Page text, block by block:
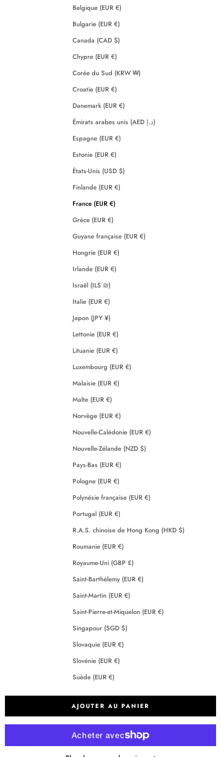
AJOUTER AU PANIER
Belgique (EUR €)
Bulgarie (EUR €)
Canada (CAD $)
Chypre (EUR €)
Corée du Sud (KRW ₩)
Croatie (EUR €)
Danemark (EUR €)
Émirats arabes unis (AED د.إ)
Espagne (EUR €)
Estonie (EUR €)
États-Unis (USD $)
Finlande (EUR €)
France (EUR €)
Grèce (EUR €)
Guyane française (EUR €)
Hongrie (EUR €)
Irlande (EUR €)
Israël (ILS ₪)
Italie (EUR €)
Japon (JPY ¥)
Lettonie (EUR €)
Lituanie (EUR €)
Luxembourg (EUR €)
Malaisie (EUR €)
Malte (EUR €)
Norvège (EUR €)
Nouvelle-Calédonie (EUR €)
Nouvelle-Zélande (NZD $)
Pays-Bas (EUR €)
Pologne (EUR €)
Polynésie française (EUR €)
Portugal (EUR €)
R.A.S. chinoise de Hong Kong (HKD $)
Roumanie (EUR €)
Royaume-Uni (GBP £)
Saint-Barthélemy (EUR €)
Saint-Martin (EUR €)
Saint-Pierre-et-Miquelon (EUR €)
Singapour (SGD $)
Slovaquie (EUR €)
Slovénie (EUR €)
Suède (EUR €)
Tchéquie (EUR €)
Terres australes françaises (EUR €)